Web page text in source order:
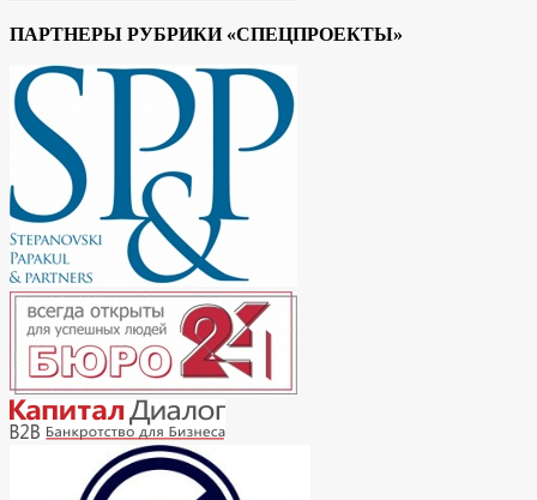
ПАРТНЕРЫ РУБРИКИ «СПЕЦПРОЕКТЫ»